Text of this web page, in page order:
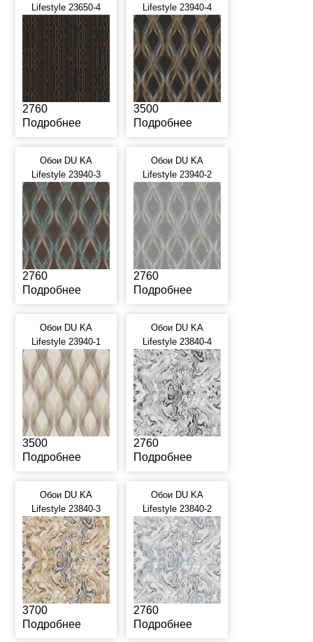
Lifestyle 23650-4
2760
Подробнее
Lifestyle 23940-4
3500
Подробнее
Обои DU KA
Lifestyle 23940-3
2760
Подробнее
Обои DU KA
Lifestyle 23940-2
2760
Подробнее
Обои DU KA
Lifestyle 23940-1
3500
Подробнее
Обои DU KA
Lifestyle 23840-4
2760
Подробнее
Обои DU KA
Lifestyle 23840-3
3700
Подробнее
Обои DU KA
Lifestyle 23840-2
2760
Подробнее